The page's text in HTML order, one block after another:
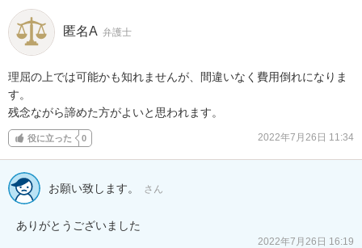
匿名A 弁護士
理屈の上では可能かも知れませんが、間違いなく費用倒れになりま
す。
残念ながら諦めた方がよいと思われます。
役に立った 0 2022年7月26日 11:34
お願い致します。 さん
ありがとうございました
2022年7月26日 16:19